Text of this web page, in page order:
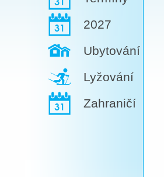
2027
Ubytování
Lyžování
Zahraničí